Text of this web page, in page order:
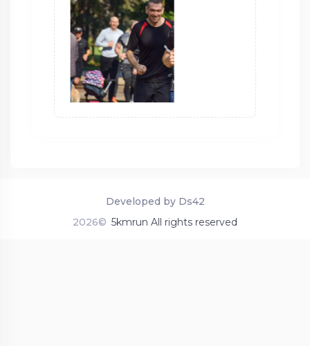
2026© 5kmrun All rights reserved
Developed by Ds42